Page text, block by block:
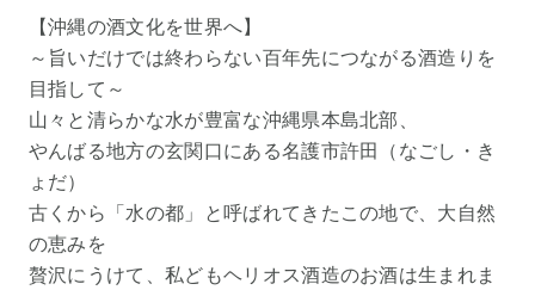
【沖縄の酒文化を世界へ】
～旨いだけでは終わらない百年先につながる酒造りを
目指して～
山々と清らかな水が豊富な沖縄県本島北部、
やんばる地方の玄関口にある名護市許田（なごし・き
ょだ）
古くから「水の都」と呼ばれてきたこの地で、大自然
の恵みを
贅沢にうけて、私どもヘリオス酒造のお酒は生まれま